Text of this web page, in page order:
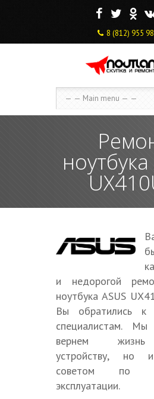
F T O
8 (812) 955
ноутбука
и недорогой
ноутбука ASUS
Вы обратились к
специалистам.
вернем
устройству, но
советом по
эксплуатации.